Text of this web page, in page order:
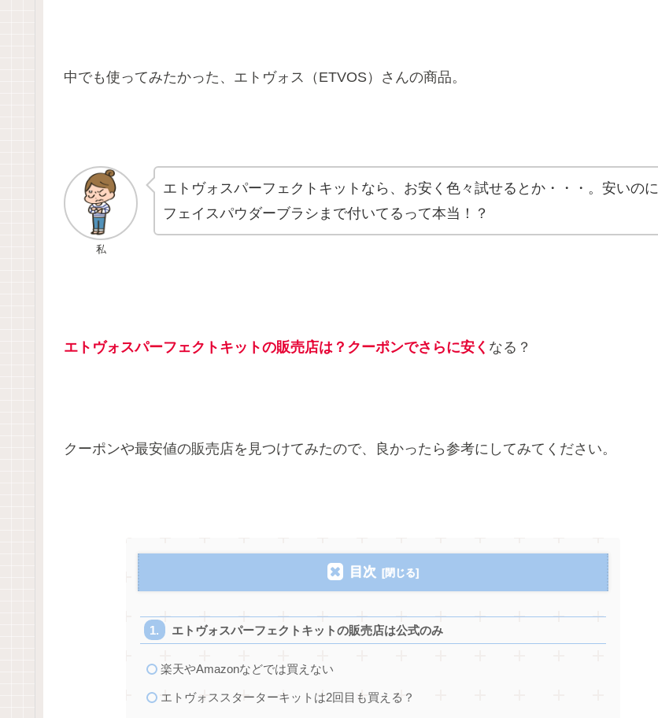
中でも使ってみたかった、エトヴォス（ETVOS）さんの商品。
私
エトヴォスパーフェクトキットなら、お安く色々試せるとか・・・。安いのに
フェイスパウダーブラシまで付いてるって本当！？
エトヴォスパーフェクトキットの販売店は？クーポンでさらに安く なる？
クーポンや最安値の販売店を見つけてみたので、良かったら参考にしてみてください。
目次
エトヴォスパーフェクトキットの販売店は公式のみ
楽天やAmazonなどでは買えない
エトヴォススターターキットは2回目も買える？